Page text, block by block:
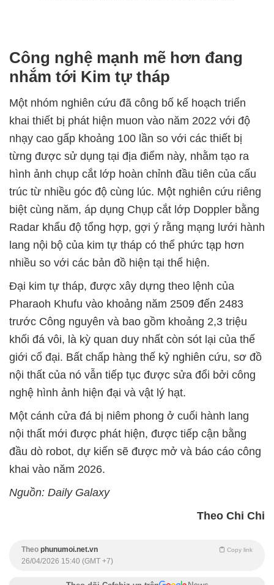
Công nghệ mạnh mẽ hơn đang
nhắm tới Kim tự tháp
Một nhóm nghiên cứu đã công bố kế hoạch triển
khai thiết bị phát hiện muon vào năm 2022 với độ
nhạy cao gấp khoảng 100 lần so với các thiết bị
từng được sử dụng tại địa điểm này, nhằm tạo ra
hình ảnh chụp cắt lớp hoàn chỉnh đầu tiên của cấu
trúc từ nhiều góc độ cùng lúc. Một nghiên cứu riêng
biệt cùng năm, áp dụng Chụp cắt lớp Doppler bằng
Radar khẩu độ tổng hợp, gợi ý rằng mạng lưới hành
lang nội bộ của kim tự tháp có thể phức tạp hơn
nhiều so với các bản đồ hiện tại thể hiện.
Đại kim tự tháp, được xây dựng theo lệnh của
Pharaoh Khufu vào khoảng năm 2509 đến 2483
trước Công nguyên và bao gồm khoảng 2,3 triệu
khối đá vôi, là kỳ quan duy nhất còn sót lại của thế
giới cổ đại. Bất chấp hàng thế kỷ nghiên cứu, sơ đồ
nội thất của nó vẫn tiếp tục được sửa đổi bởi công
nghệ hình ảnh hiện đại và vật lý hạt.
Một cánh cửa đá bị niêm phong ở cuối hành lang
nội thất mới được phát hiện, được tiếp cận bằng
đầu dò robot, dự kiến sẽ được mở và báo cáo công
khai vào năm 2026.
Nguồn: Daily Galaxy
Theo Chi Chi
Theo phunumoi.net.vn Copy link
26/04/2026 15:40 (GMT +7)